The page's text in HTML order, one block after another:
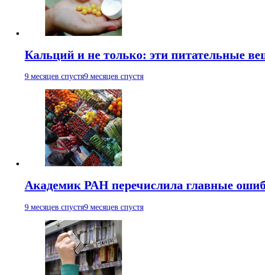
Кальций и не только: эти питательные
9 месяцев спустя9 месяцев спустя
Академик РАН перечислила главные
9 месяцев спустя9 месяцев спустя